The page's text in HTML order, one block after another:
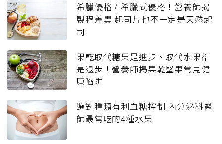
希臘優格≠希臘式優格！營養師揭
製程差異 起司片也不一定是天然起
司
果乾取代糖果是進步、取代水果卻
是退步！營養師揭果乾堅果常見健
康陷阱
選對種類有利血糖控制 內分泌科醫
師最常吃的4種水果